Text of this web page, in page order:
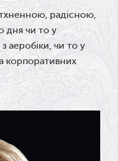
радісною,
дня чи то у
аеробіки, чи то у
корпоративних